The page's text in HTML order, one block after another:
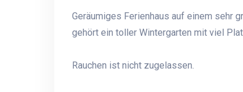
Geräumiges Ferienhaus auf einem sehr
gehört ein toller Wintergarten mit viel
Rauchen ist nicht zugelassen.